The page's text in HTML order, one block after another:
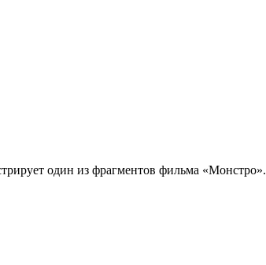
один из фрагментов фильма «Монстро».